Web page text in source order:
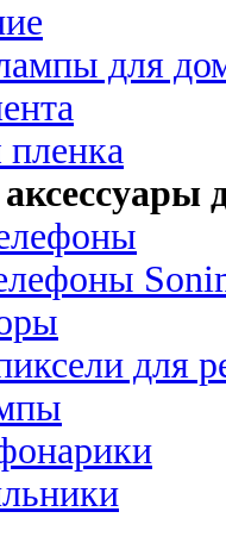
для
для